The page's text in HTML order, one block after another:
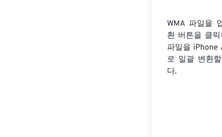
WMA 파일을
환 버튼을 클
파일을 iPhone
로 일괄 변환
다.